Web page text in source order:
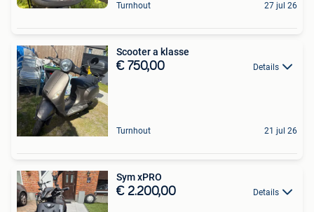
Turnhout 27 jul 26
Scooter a klasse
€ 750,00 Details
Turnhout 21 jul 26
Sym xPRO
€ 2.200,00 Details